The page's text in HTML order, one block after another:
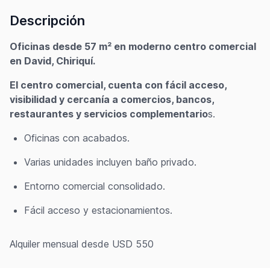
Descripción
Oficinas desde 57 m² en moderno centro comercial
en David, Chiriquí.
El centro comercial, cuenta con fácil acceso,
visibilidad y cercanía a comercios, bancos,
restaurantes y servicios complementarios.
Oficinas con acabados.
Varias unidades incluyen baño privado.
Entorno comercial consolidado.
Fácil acceso y estacionamientos.
Alquiler mensual desde USD 550